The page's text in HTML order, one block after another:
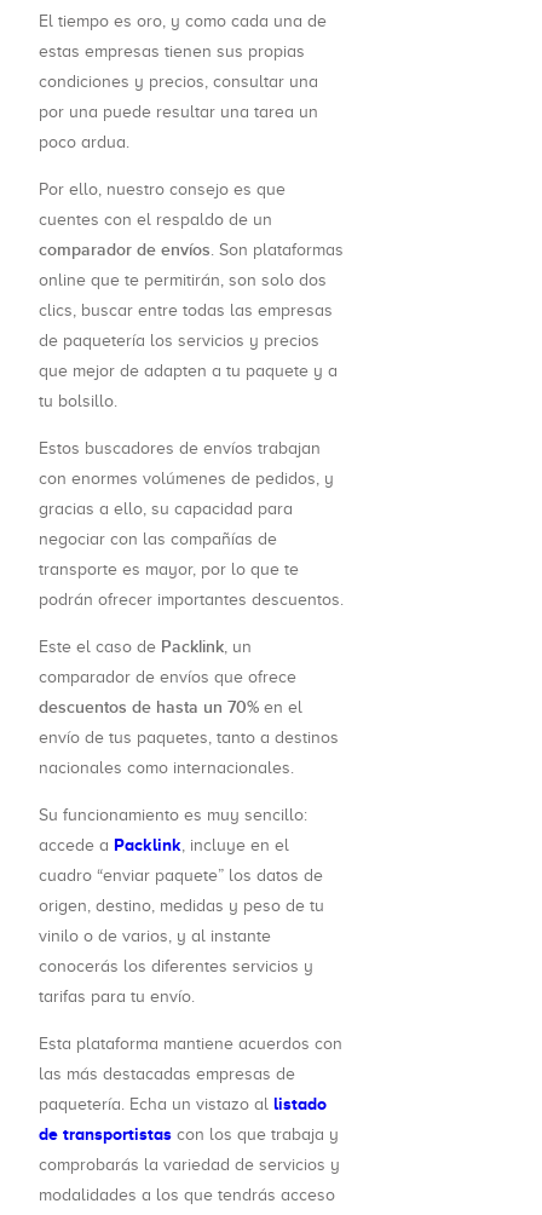
El tiempo es oro, y como cada una de
estas empresas tienen sus propias
condiciones y precios, consultar una
por una puede resultar una tarea un
poco ardua.
Por ello, nuestro consejo es que
cuentes con el respaldo de un
comparador de envíos. Son plataformas
online que te permitirán, son solo dos
clics, buscar entre todas las empresas
de paquetería los servicios y precios
que mejor de adapten a tu paquete y a
tu bolsillo.
Estos buscadores de envíos trabajan
con enormes volúmenes de pedidos, y
gracias a ello, su capacidad para
negociar con las compañías de
transporte es mayor, por lo que te
podrán ofrecer importantes descuentos.
Este el caso de Packlink, un
comparador de envíos que ofrece
descuentos de hasta un 70% en el
envío de tus paquetes, tanto a destinos
nacionales como internacionales.
Su funcionamiento es muy sencillo:
accede a Packlink, incluye en el
cuadro “enviar paquete” los datos de
origen, destino, medidas y peso de tu
vinilo o de varios, y al instante
conocerás los diferentes servicios y
tarifas para tu envío.
Esta plataforma mantiene acuerdos con
las más destacadas empresas de
paquetería. Echa un vistazo al listado
de transportistas con los que trabaja y
comprobarás la variedad de servicios y
modalidades a los que tendrás acceso